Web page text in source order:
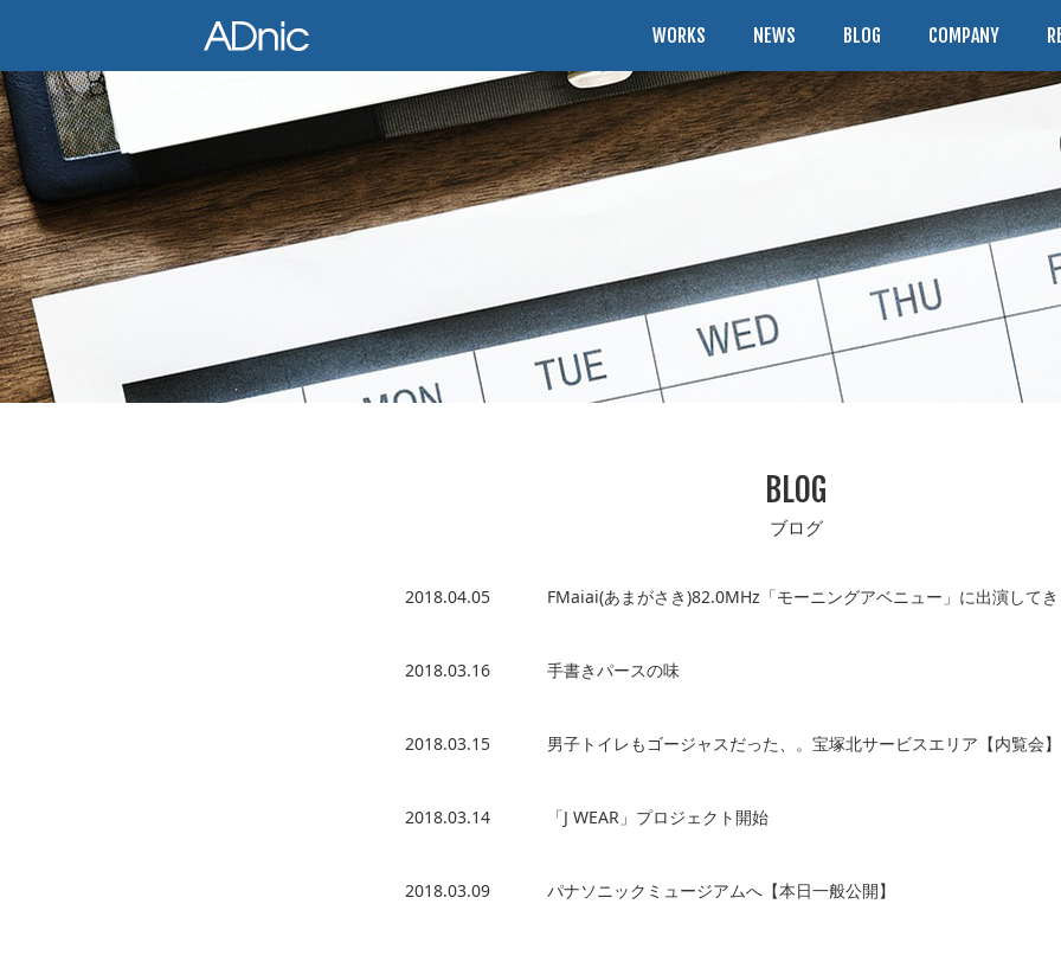
WORKS NEWS BLOG COMPANY
BLOG
ブログ
2018.04.05 FMaiai(あまがさき)82.0MHz「モーニングアベニュー」に出演して
2018.03.16 手書きパースの味
2018.03.15 男子トイレもゴージャスだった、。宝塚北サービスエリア【内覧会】
2018.03.14 「J WEAR」プロジェクト開始
2018.03.09 パナソニックミュージアムへ【本日一般公開】